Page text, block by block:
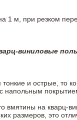
1 м, при резком
виниловые
и острые, то
напольным
вмятины на кварц-
размеров, это